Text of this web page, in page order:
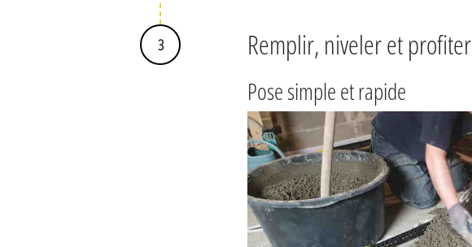
3 Remplir, niveler et profiter
Pose simple et rapide